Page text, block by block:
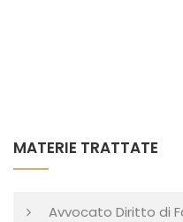
MATERIE TRATTATE
Avvocato Diritto di